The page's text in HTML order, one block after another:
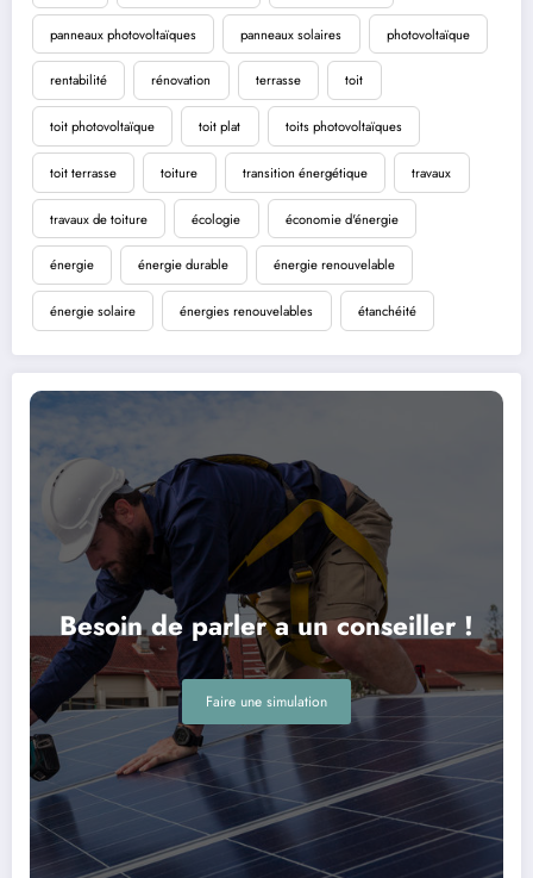
panneaux photovoltaïques panneaux solaires photovoltaïque
rentabilité rénovation terrasse toit
toit photovoltaïque toit plat toits photovoltaïques
toit terrasse toiture transition énergétique travaux
travaux de toiture écologie économie d'énergie
énergie énergie durable énergie renouvelable
énergie solaire énergies renouvelables étanchéité
Besoin de parler a un conseiller !
Faire une simulation